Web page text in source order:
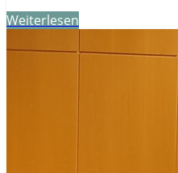
Weiterlesen